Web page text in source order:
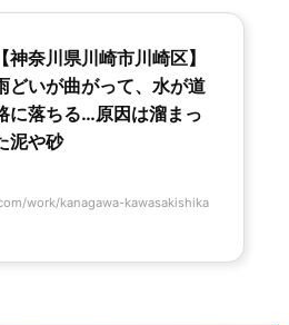
【神奈川県川崎市川崎区】
どいが曲がって、水が道
に落ちる…原因は溜まっ
泥や砂
work/kanagawa-kawasakishika